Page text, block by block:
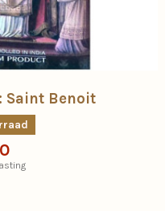
Saint Benoit